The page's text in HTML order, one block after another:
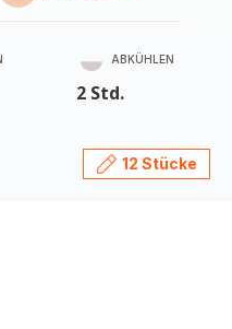
ABKÜHLEN
2 Std.
12 Stücke